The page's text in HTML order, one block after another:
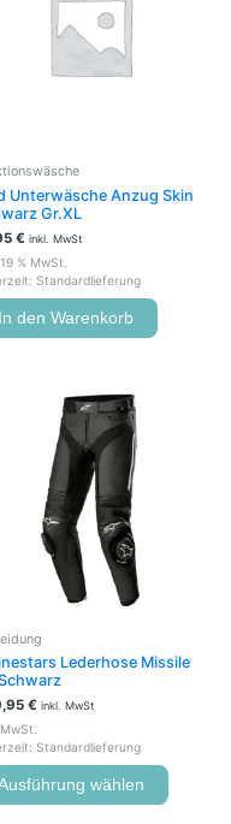
Unterwäsche Anzug Skin
Gr.XL
€ inkl. MwSt
% MwSt.
Standardlieferung
In den Warenkorb
Lederhose Missile
€ inkl. MwSt
Standardlieferung
wählen
gewählt